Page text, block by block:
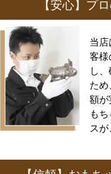
【安心】プ
当店
客様
し
ため
額が
も
スが